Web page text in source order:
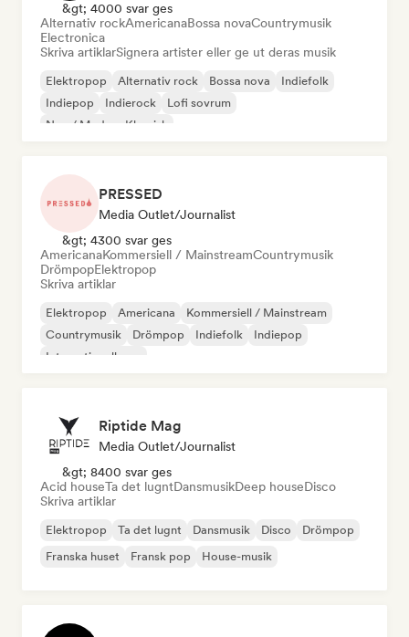
&gt; 4000 svar ges
Alternativ rockAmericanaBossa novaCountrymusik
Electronica
Skriva artiklarSignera artister eller ge ut deras musik
Elektropop Alternativ rock Bossa nova
Indiefolk
Indiepop
Indierock
Lofi sovrum
Neo / Modern Klassisk
PRESSED
Media Outlet/Journalist
&gt; 4300 svar ges
AmericanaKommersiell / MainstreamCountrymusik
DrömpopElektropop
Skriva artiklar
Elektropop Americana
Kommersiell / Mainstream
Countrymusik
Drömpop Indiefolk
Indiepop
Internationell pop
Riptide Mag
Media Outlet/Journalist
&gt; 8400 svar ges
Acid houseTa det lugntDansmusikDeep houseDisco
Skriva artiklar
Elektropop Ta det lugnt Dansmusik Disco
Drömpop
Franska huset
Fransk pop House-musik